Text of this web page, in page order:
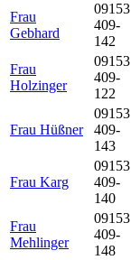
Frau
Gebhard
09153
409-
142
Frau
Holzinger
09153
409-
122
Frau Hüßner
09153
409-
143
Frau Karg
09153
409-
140
Frau
Mehlinger
09153
409-
148